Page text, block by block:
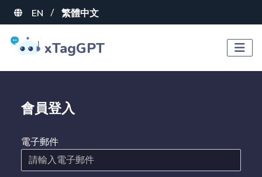
EN / 繁體中文
xTagGPT
會員登入
電子郵件